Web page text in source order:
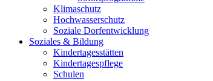
Klimaschutz
Hochwasserschutz
Soziale Dorfentwicklung
Soziales & Bildung
Kindertagesstätten
Kindertagespflege
Schulen